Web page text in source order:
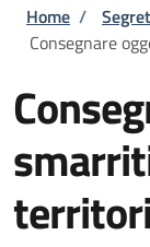
Briciole
Home /
Consegnare